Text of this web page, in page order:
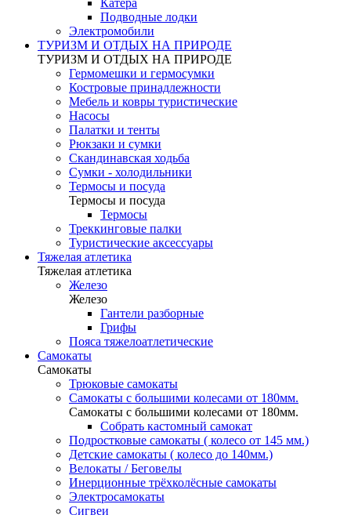
Катера
Подводные лодки
Электромобили
ТУРИЗМ И ОТДЫХ НА ПРИРОДЕ
ТУРИЗМ И ОТДЫХ НА ПРИРОДЕ
Гермомешки и гермосумки
Костровые принадлежности
Мебель и ковры туристические
Насосы
Палатки и тенты
Рюкзаки и сумки
Скандинавская ходьба
Сумки - холодильники
Термосы и посуда
Термосы и посуда
Термосы
Треккинговые палки
Туристические аксессуары
Тяжелая атлетика
Тяжелая атлетика
Железо
Железо
Гантели разборные
Грифы
Пояса тяжелоатлетические
Самокаты
Самокаты
Трюковые самокаты
Самокаты с большими колесами от 180мм.
Самокаты с большими колесами от 180мм.
Собрать кастомный самокат
Подростковые самокаты ( колесо от 145 мм.)
Детские самокаты ( колесо до 140мм.)
Велокаты / Беговелы
Инерционные трёхколёсные самокаты
Электросамокаты
Сигвеи